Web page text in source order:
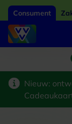
Consument
Nieuw: